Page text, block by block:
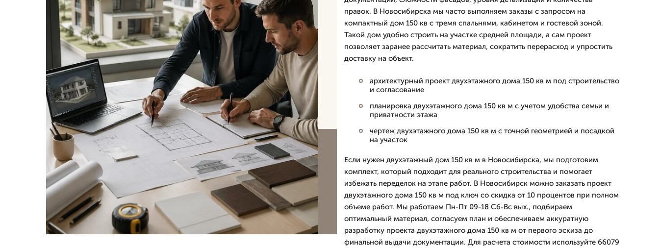
правок. В Новосибирска мы часто выполняем заказы с запросом на
компактный дом 150 кв с тремя спальнями, кабинетом и гостевой зоной.
Такой дом удобно строить на участке средней площади, а сам проект
позволяет заранее рассчитать материал, сократить перерасход и упростить
доставку на объект.
архитектурный проект двухэтажного дома 150 кв м под строительство
и согласование
планировка двухэтажного дома 150 кв м с учетом удобства семьи и
приватности этажа
чертеж двухэтажного дома 150 кв м с точной геометрией и посадкой
на участок
Если нужен двухэтажный дом 150 кв м в Новосибирска, мы подготовим
комплект, который подходит для реального строительства и помогает
избежать переделок на этапе работ. В Новосибирск можно заказать проект
двухэтажного дома 150 кв м под ключ со скидка от 10 процентов при полном
объеме работ. Мы работаем Пн-Пт 09-18 Сб-Вс вых., подбираем
оптимальный материал, согласуем план и обеспечиваем аккуратную
разработку проекта двухэтажного дома 150 кв м от первого эскиза до
финальной выдачи документации. Для расчета стоимости используйте 66079